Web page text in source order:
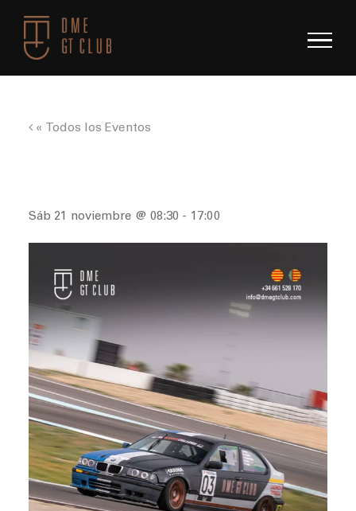
contenido
« Todos los Eventos
Sáb 21 noviembre @ 08:30 - 17:00